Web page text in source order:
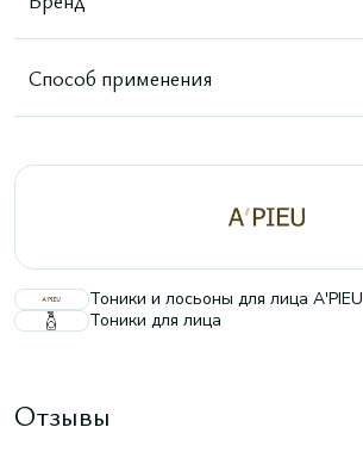
Способ применения
Тоники и лосьоны для лица A'PIEU
Тоники для лица
Отзывы